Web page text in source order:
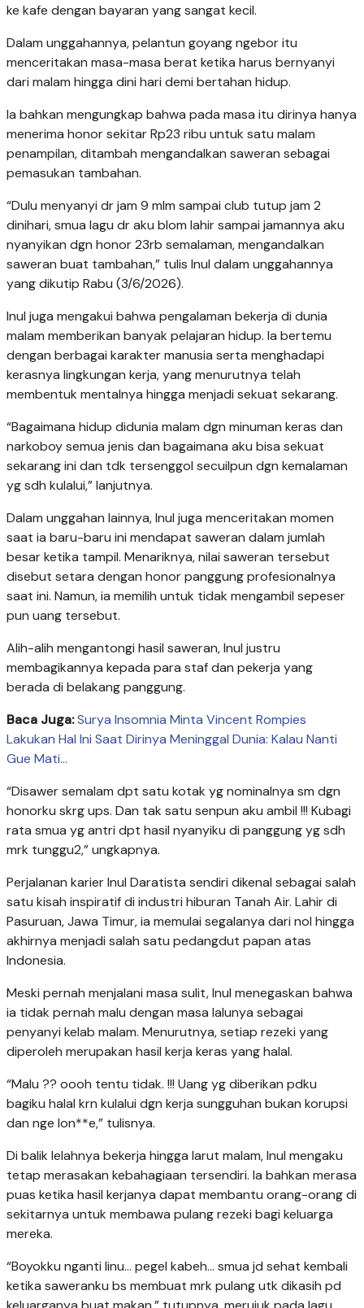
ke kafe dengan bayaran yang sangat kecil.
Dalam unggahannya, pelantun goyang ngebor itu
menceritakan masa-masa berat ketika harus bernyanyi
dari malam hingga dini hari demi bertahan hidup.
Ia bahkan mengungkap bahwa pada masa itu dirinya hanya
menerima honor sekitar Rp23 ribu untuk satu malam
penampilan, ditambah mengandalkan saweran sebagai
pemasukan tambahan.
“Dulu menyanyi dr jam 9 mlm sampai club tutup jam 2
dinihari, smua lagu dr aku blom lahir sampai jamannya aku
nyanyikan dgn honor 23rb semalaman, mengandalkan
saweran buat tambahan,” tulis Inul dalam unggahannya
yang dikutip Rabu (3/6/2026).
Inul juga mengakui bahwa pengalaman bekerja di dunia
malam memberikan banyak pelajaran hidup. Ia bertemu
dengan berbagai karakter manusia serta menghadapi
kerasnya lingkungan kerja, yang menurutnya telah
membentuk mentalnya hingga menjadi sekuat sekarang.
“Bagaimana hidup didunia malam dgn minuman keras dan
narkoboy semua jenis dan bagaimana aku bisa sekuat
sekarang ini dan tdk tersenggol secuilpun dgn kemalaman
yg sdh kulalui,” lanjutnya.
Dalam unggahan lainnya, Inul juga menceritakan momen
saat ia baru-baru ini mendapat saweran dalam jumlah
besar ketika tampil. Menariknya, nilai saweran tersebut
disebut setara dengan honor panggung profesionalnya
saat ini. Namun, ia memilih untuk tidak mengambil sepeser
pun uang tersebut.
Alih-alih mengantongi hasil saweran, Inul justru
membagikannya kepada para staf dan pekerja yang
berada di belakang panggung.
Baca Juga:Surya Insomnia Minta Vincent Rompies
Lakukan Hal Ini Saat Dirinya Meninggal Dunia: Kalau Nanti
Gue Mati…
“Disawer semalam dpt satu kotak yg nominalnya sm dgn
honorku skrg ups. Dan tak satu senpun aku ambil !!! Kubagi
rata smua yg antri dpt hasil nyanyiku di panggung yg sdh
mrk tunggu2,” ungkapnya.
Perjalanan karier Inul Daratista sendiri dikenal sebagai salah
satu kisah inspiratif di industri hiburan Tanah Air. Lahir di
Pasuruan, Jawa Timur, ia memulai segalanya dari nol hingga
akhirnya menjadi salah satu pedangdut papan atas
Indonesia.
Meski pernah menjalani masa sulit, Inul menegaskan bahwa
ia tidak pernah malu dengan masa lalunya sebagai
penyanyi kelab malam. Menurutnya, setiap rezeki yang
diperoleh merupakan hasil kerja keras yang halal.
“Malu ?? oooh tentu tidak. !!! Uang yg diberikan pdku
bagiku halal krn kulalui dgn kerja sungguhan bukan korupsi
dan nge lon**e,” tulisnya.
Di balik lelahnya bekerja hingga larut malam, Inul mengaku
tetap merasakan kebahagiaan tersendiri. Ia bahkan merasa
puas ketika hasil kerjanya dapat membantu orang-orang di
sekitarnya untuk membawa pulang rezeki bagi keluarga
mereka.
“Boyokku nganti linu… pegel kabeh… smua jd sehat kembali
ketika saweranku bs membuat mrk pulang utk dikasih pd